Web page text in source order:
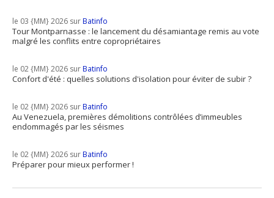
le 03 {MM} 2026 surBatinfo
Tour Montparnasse : le lancement du désamiantage remis au vote
malgré les conflits entre copropriétaires
le 02 {MM} 2026 surBatinfo
Confort d'été : quelles solutions d'isolation pour éviter de subir ?
le 02 {MM} 2026 surBatinfo
Au Venezuela, premières démolitions contrôlées d’immeubles
endommagés par les séismes
le 02 {MM} 2026 surBatinfo
Préparer pour mieux performer !